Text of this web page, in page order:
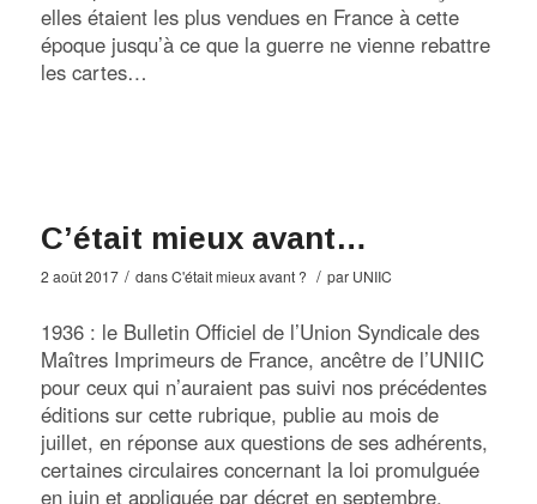
elles étaient les plus vendues en France à cette
époque jusqu’à ce que la guerre ne vienne rebattre
les cartes…
C’était mieux avant…
2 août 2017 / dansC'était mieux avant ? / par UNIIC
1936 : le Bulletin Officiel de l’Union Syndicale des
Maîtres Imprimeurs de France, ancêtre de l’UNIIC
pour ceux qui n’auraient pas suivi nos précédentes
éditions sur cette rubrique, publie au mois de
juillet, en réponse aux questions de ses adhérents,
certaines circulaires concernant la loi promulguée
en juin et appliquée par décret en septembre.